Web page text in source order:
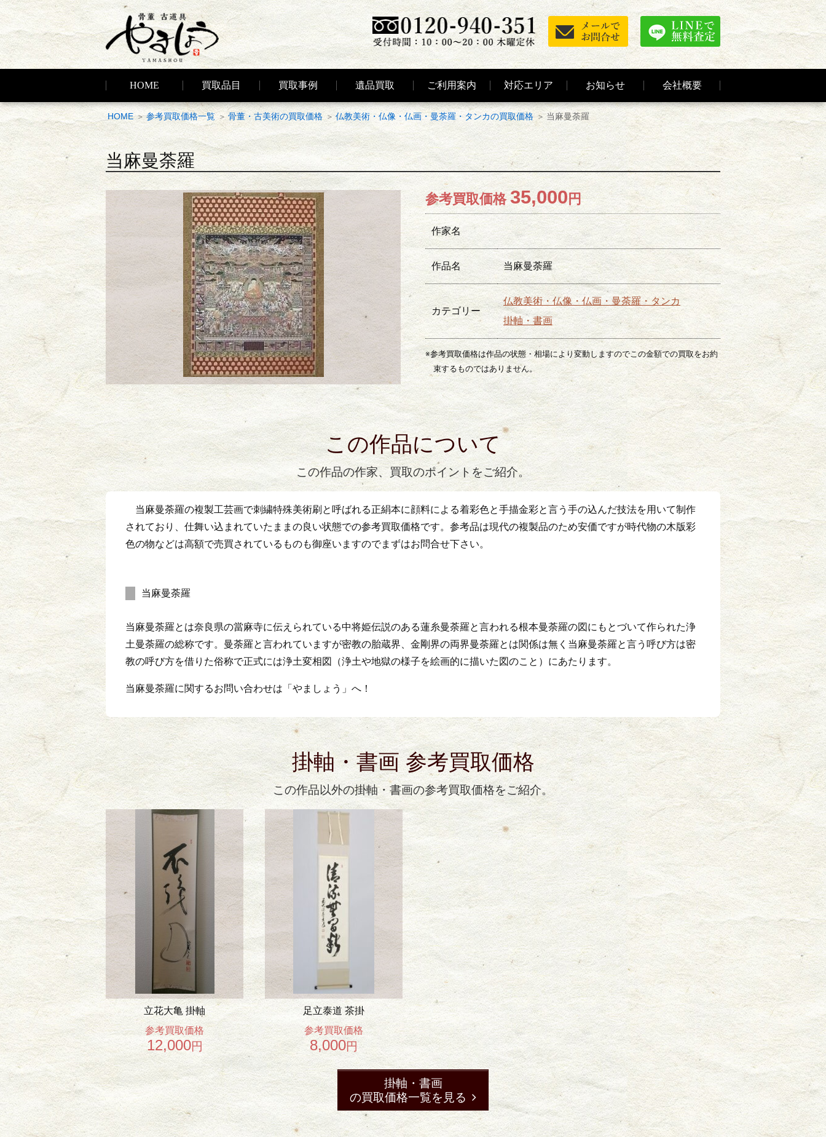
HOME 買取品目 買取事例 遺品買取 ご利用案内 対応エリア お知らせ 会社概要
HOME 参考買取価格一覧 骨董・古美術の買取価格 仏教美術・仏像・仏画・曼荼羅・タンカの買取価格 当麻曼荼羅
当麻曼荼羅
参考買取価格35,000 円
作家名
作品名 当麻曼荼羅
カテゴリー
仏教美術・仏像・仏画・曼荼羅・タンカ
掛軸・書画
※参考買取価格は作品の状態・相場により変動しますのでこの金額での買取をお約
束するものではありません。
この作品について
この作品の作家、買取のポイントをご紹介。
当麻曼荼羅の複製工芸画で刺繍特殊美術刷と呼ばれる正絹本に顔料による着彩色と手描金彩と言う手の込んだ技法を用いて制作
されており、仕舞い込まれていたままの良い状態での参考買取価格です。参考品は現代の複製品のため安価ですが時代物の木版彩
色の物などは高額で売買されているものも御座いますのでまずはお問合せ下さい。
当麻曼荼羅
当麻曼荼羅とは奈良県の當麻寺に伝えられている中将姫伝説のある蓮糸曼荼羅と言われる根本曼荼羅の図にもとづいて作られた浄
土曼荼羅の総称です。曼荼羅と言われていますが密教の胎蔵界、金剛界の両界曼荼羅とは関係は無く当麻曼荼羅と言う呼び方は密
教の呼び方を借りた俗称で正式には浄土変相図（浄土や地獄の様子を絵画的に描いた図のこと）にあたります。
当麻曼荼羅に関するお問い合わせは「やましょう」へ！
掛軸・書画 参考買取価格
この作品以外の掛軸・書画の参考買取価格をご紹介。
立花大亀 掛軸
参考買取価格
12,000円
足立泰道 茶掛
参考買取価格
8,000円
掛軸・書画
の買取価格一覧を見る